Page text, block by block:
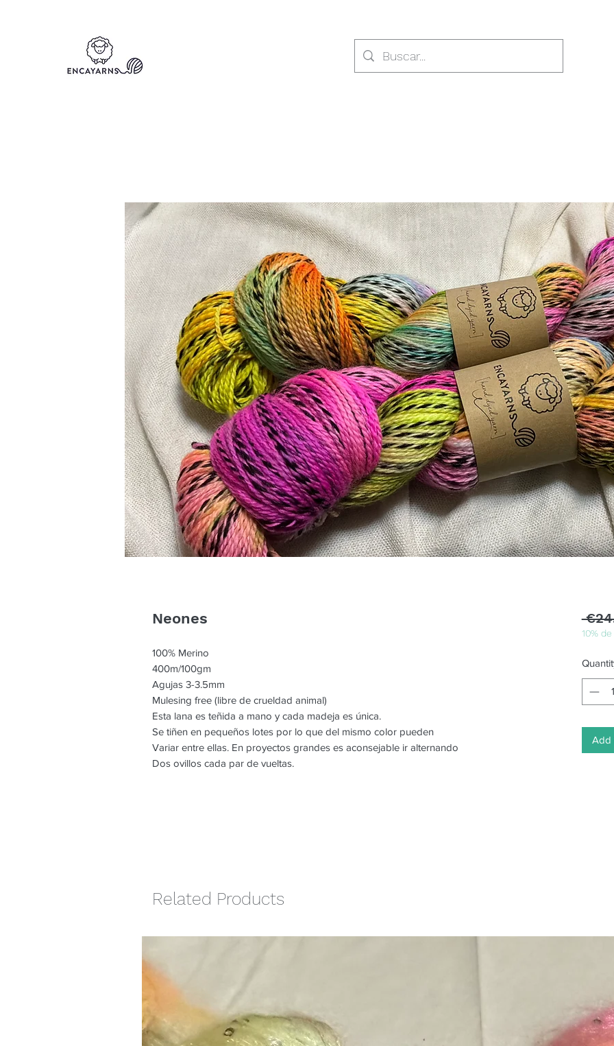
Neones
100% Merino
400m/100gm
Agujas 3-3.5mm
Mulesing free (libre de crueldad animal)
Esta lana es teñida a mano y cada madeja es única.
Se tiñen en pequeños lotes por lo que del mismo color pueden
Variar entre ellas. En proyectos grandes es aconsejable ir alternando
Dos ovillos cada par de vueltas.
10%
Add
Related Products